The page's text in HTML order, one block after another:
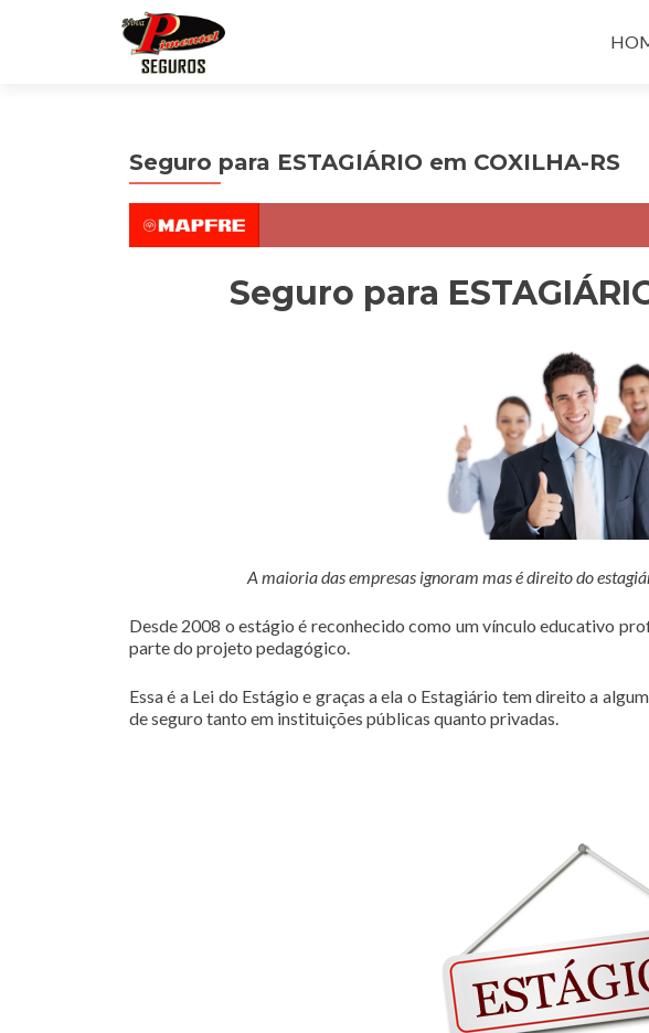
Seguro para ESTAGIÁRIO em COXILHA-RS
Seguro para
A maioria das empresas ignoram mas é direito do
Desde 2008 o estágio é reconhecido como um vínculo educativo
parte do projeto pedagógico.
Essa é a Lei do Estágio e graças a ela o Estagiário tem direito a
de seguro tanto em instituições públicas quanto privadas.